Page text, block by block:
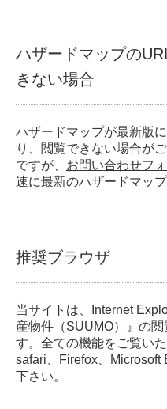
ハザードマップの
きない場合
ハザードマップが最新版
り、閲覧できない場合が
ですが、 お問い合わせフ
速に最新のハザードマッ
推奨ブラウザ
当サイトは、Internet
産物件（SUUMO）』の
す。全ての機能をご覧い
safari、Firefox、Microsoft
下さい。